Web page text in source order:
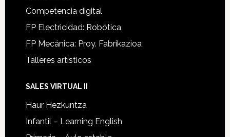
Competencia digital
FP Electricidad: Robótica
FP Mecánica: Proy. Fabrikazioa
Talleres artísticos
SALES VIRTUAL II
Haur Hezkuntza
Infantil – Learning English